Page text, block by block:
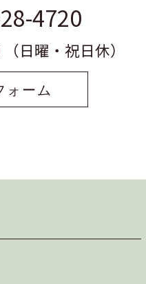
4720
日曜・祝日休）
ォーム